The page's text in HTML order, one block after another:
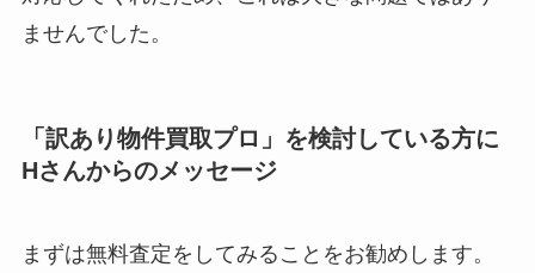
ませんでした。
「訳あり物件買取プロ」を検討している方に
Hさんからのメッセージ
まずは無料査定をしてみることをお勧めします。